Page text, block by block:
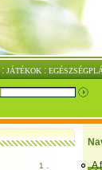
: JÁTÉKOK :
A
1 .